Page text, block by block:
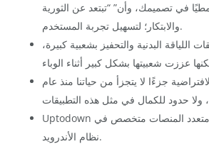
في تصميمك، وأن” “تبتعد عن الثورية
والابتكار؛ لتسهيل تجربة المستخدم.
اللياقة البدنية والتحفيز بشعبية كبيرة،
جزءًا لا يتجزأ من حياتنا منذ عام
Uptodown هو متجر تطبيقات متعدد المنصات متخصص في
نظام الأندرويد.